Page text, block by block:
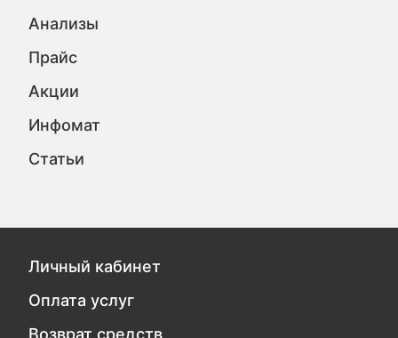
Анализы
Прайс
Акции
Инфомат
Статьи
Личный кабинет
Оплата услуг
Возврат средств